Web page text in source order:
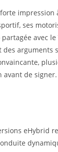
impression
ses
avec
arguments
avant de signer.
eHybrid